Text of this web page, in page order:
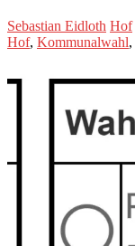
Sebastian Eidloth Hof
Hof, Kommunalwahl,